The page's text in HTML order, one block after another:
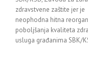
zdravstvene zaštite jer je
neophodna hitna
poboljšanja kvaliteta
usluga građanima SBK/